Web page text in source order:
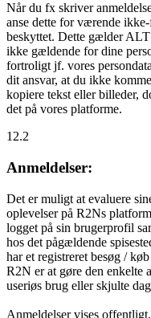
Når du fx skriver
anse dette for værende
beskyttet. Dette gælder
ikke gældende for dine
fortroligt jf. vores
dit ansvar, at du ikke
kopiere tekst eller billeder,
det på vores platforme.
12.2
Anmeldelser:
Det er muligt at evaluere
oplevelser på R2Ns
logget på sin brugerprofil
hos det pågældende
har et registreret besøg /
R2N er at gøre den enkelte
useriøs brug eller skjulte
Anmeldelser vises